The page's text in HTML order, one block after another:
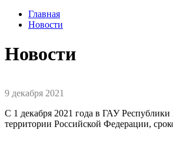
Главная
Новости
Новости
9 декабря 2021
С 1 декабря 2021 года в ГАУ
территории Российской Федерации,